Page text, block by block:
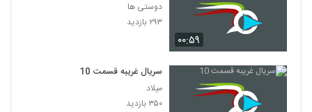
۰۰:۵۹
دوستی ها
۲۹۳ بازدید
سریال غریبه قسمت 10
میلاد
۳۵۰ بازدید